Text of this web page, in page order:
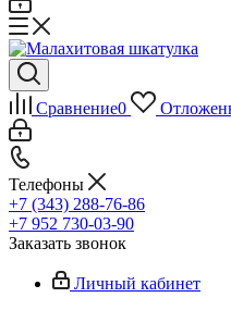
Сравнение0
Телефоны
+7 (343) 288-76-86
+7 952 730-03-90
Заказать звонок
Личный кабинет